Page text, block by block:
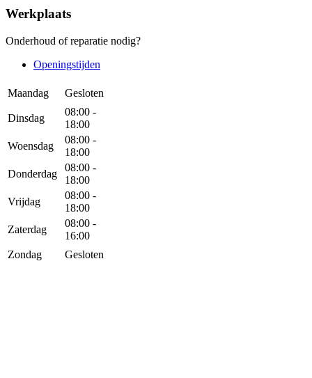
Werkplaats
Onderhoud of reparatie nodig?
Openingstijden
Maandag Gesloten
Dinsdag
08:00 -
18:00
Woensdag
08:00 -
18:00
Donderdag
08:00 -
18:00
Vrijdag
08:00 -
18:00
Zaterdag
08:00 -
16:00
Zondag
Gesloten